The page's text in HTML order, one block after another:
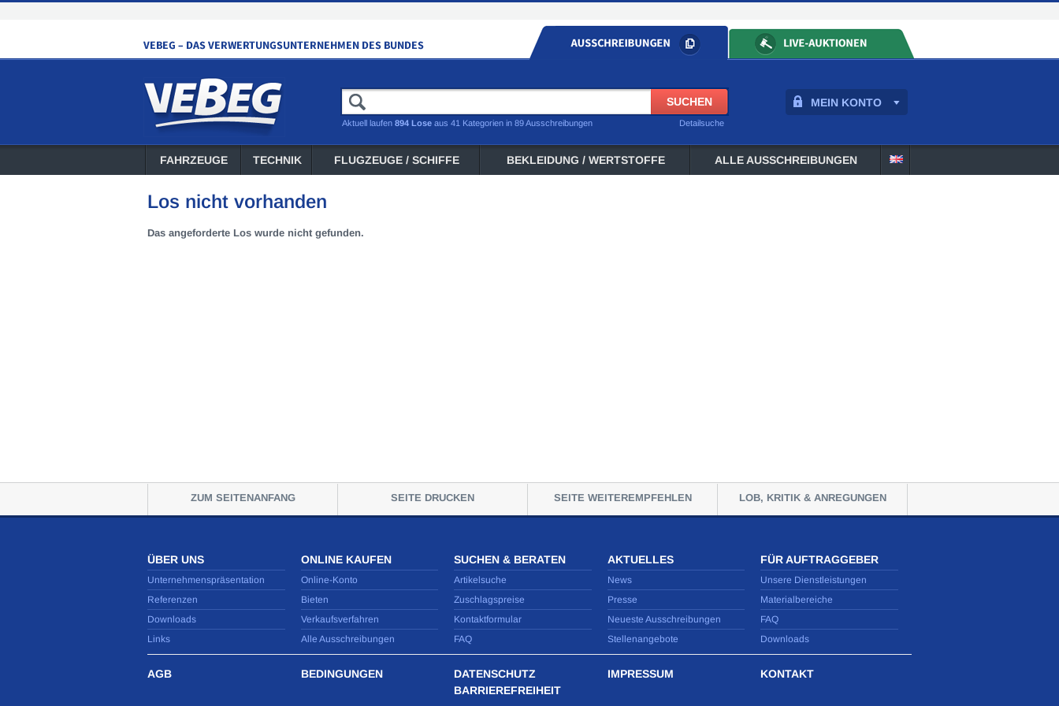
MEIN KONTO
Detailsuche
Aktuell laufen 894 Lose aus 41 Kategorien in 89 Ausschreibungen
FAHRZEUGE TECHNIK FLUGZEUGE / SCHIFFE BEKLEIDUNG / WERTSTOFFE ALLE AUSSCHREIBUNGEN
Los nicht vorhanden
Das angeforderte Los wurde nicht gefunden.
ZUM SEITENANFANG SEITE DRUCKEN SEITE WEITEREMPFEHLEN LOB, KRITIK & ANREGUNGEN
ÜBER UNS
Unternehmenspräsentation
Referenzen
Downloads
Links
ONLINE KAUFEN
Online-Konto
Bieten
Verkaufsverfahren
Alle Ausschreibungen
SUCHEN & BERATEN
Artikelsuche
Zuschlagspreise
Kontaktformular
FAQ
AKTUELLES
News
Presse
Neueste Ausschreibungen
Stellenangebote
FÜR AUFTRAGGEBER
Unsere Dienstleistungen
Materialbereiche
FAQ
Downloads
AGB BEDINGUNGEN
DATENSCHUTZ
BARRIEREFREIHEIT
IMPRESSUM KONTAKT